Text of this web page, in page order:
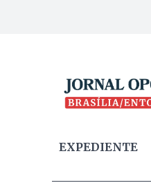
EXPEDIENTE